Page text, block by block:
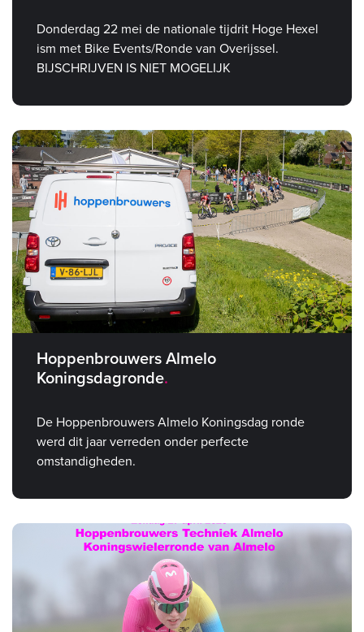
Donderdag 22 mei de nationale tijdrit Hoge Hexel
ism met Bike Events/Ronde van Overijssel.
BIJSCHRIJVEN IS NIET MOGELIJK
Hoppenbrouwers Almelo
Koningsdagronde
De Hoppenbrouwers Almelo Koningsdag ronde
werd dit jaar verreden onder perfecte
omstandigheden.